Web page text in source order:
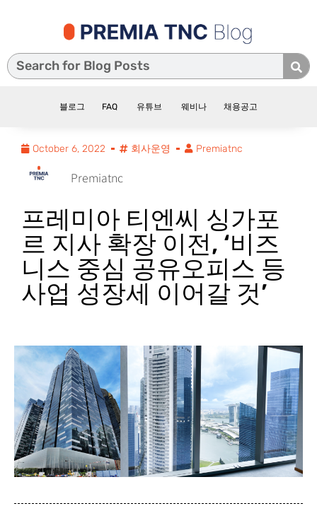
블로그 FAQ 유튜브 웨비나 채용공고
October 6, 2022 회사운영 Premiatnc
Premiatnc
프레미아 티엔씨 싱가포
르 지사 확장 이전, ‘비즈
니스 중심 공유오피스 등
사업 성장세 이어갈 것’